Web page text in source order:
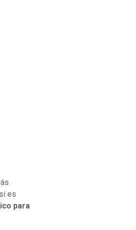
es
para